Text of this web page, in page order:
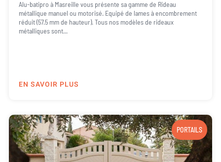
Alu-batipro à Masreille vous présente sa gamme de Rideau
métallique manuel ou motorisé. Equipé de lames à encombrement
réduit (57.5 mm de hauteur). Tous nos modèles de rideaux
métalliques sont...
EN SAVOIR PLUS
PORTAILS